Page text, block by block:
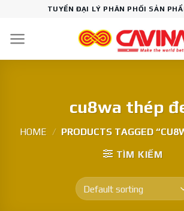
content
TUYỂN ĐẠI LÝ PHÂN PHỐI SẢN
cu8wa thép
HOME / PRODUCTS TAGGED
TÌM KIẾM